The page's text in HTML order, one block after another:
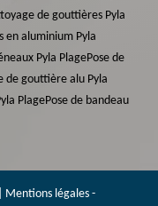
de gouttières Pyla
en aluminium Pyla
Pyla PlagePose de
de gouttière alu Pyla
PlagePose de bandeau
Mentions légales-